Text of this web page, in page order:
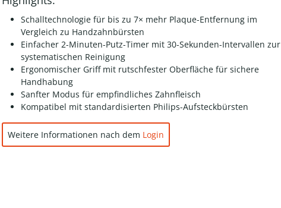
Schalltechnologie für bis zu 7× mehr Plaque-Entfernung im
Vergleich zu Handzahnbürsten
Einfacher 2-Minuten-Putz-Timer mit 30-Sekunden-Intervallen zur
systematischen Reinigung
Ergonomischer Griff mit rutschfester Oberfläche für sichere
Handhabung
Sanfter Modus für empfindliches Zahnfleisch
Kompatibel mit standardisierten Philips-Aufsteckbürsten
Weitere Informationen nach dem Login